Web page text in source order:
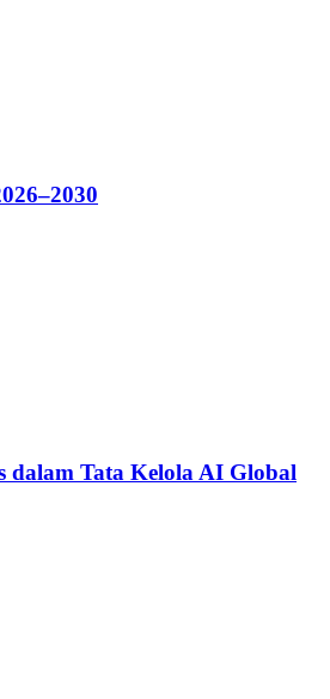
dalam Tata Kelola AI Global